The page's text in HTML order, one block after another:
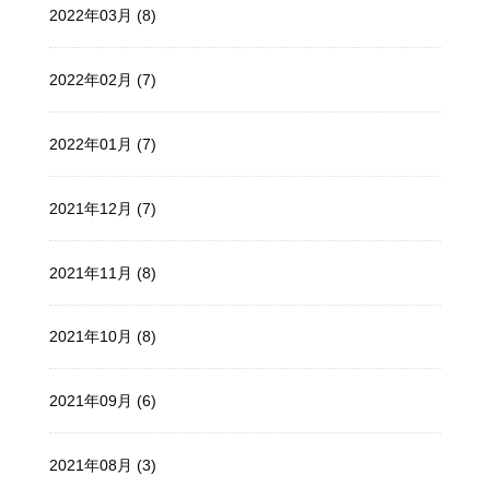
2022年03月 (8)
2022年02月 (7)
2022年01月 (7)
2021年12月 (7)
2021年11月 (8)
2021年10月 (8)
2021年09月 (6)
2021年08月 (3)